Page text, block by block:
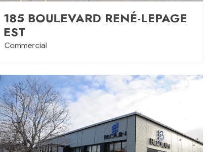
185 BOULEVARD RENÉ-LEPAGE
EST
Commercial